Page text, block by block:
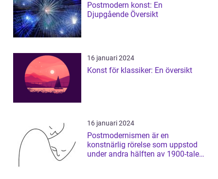
Postmodern konst: En
Djupgående Översikt
16 januari 2024
Konst för klassiker: En översikt
16 januari 2024
Postmodernismen är en
konstnärlig rörelse som uppstod
under andra hälften av 1900-talet